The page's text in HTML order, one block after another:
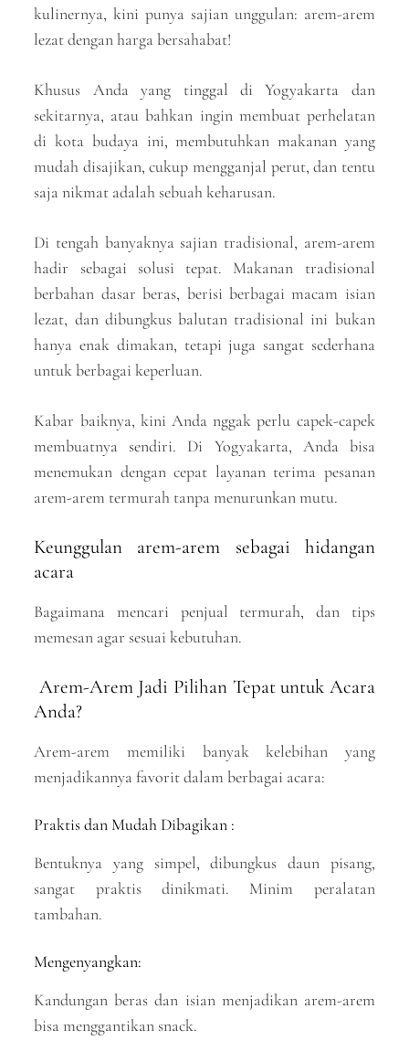
kulinernya, kini punya sajian unggulan: arem-arem
lezat dengan harga bersahabat!
Khusus Anda yang tinggal di Yogyakarta dan
sekitarnya, atau bahkan ingin membuat perhelatan
di kota budaya ini, membutuhkan makanan yang
mudah disajikan, cukup mengganjal perut, dan tentu
saja nikmat adalah sebuah keharusan.
Di tengah banyaknya sajian tradisional, arem-arem
hadir sebagai solusi tepat. Makanan tradisional
berbahan dasar beras, berisi berbagai macam isian
lezat, dan dibungkus balutan tradisional ini bukan
hanya enak dimakan, tetapi juga sangat sederhana
untuk berbagai keperluan.
Kabar baiknya, kini Anda nggak perlu capek-capek
membuatnya sendiri. Di Yogyakarta, Anda bisa
menemukan dengan cepat layanan terima pesanan
arem-arem termurah tanpa menurunkan mutu.
Keunggulan arem-arem sebagai hidangan
acara
Bagaimana mencari penjual termurah, dan tips
memesan agar sesuai kebutuhan.
Arem-Arem Jadi Pilihan Tepat untuk Acara
Anda?
Arem-arem memiliki banyak kelebihan yang
menjadikannya favorit dalam berbagai acara:
Praktis dan Mudah Dibagikan :
Bentuknya yang simpel, dibungkus daun pisang,
sangat praktis dinikmati. Minim peralatan
tambahan.
Mengenyangkan:
Kandungan beras dan isian menjadikan arem-arem
bisa menggantikan snack.